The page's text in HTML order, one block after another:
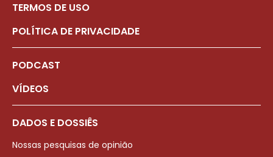
TERMOS DE USO
POLÍTICA DE PRIVACIDADE
PODCAST
VÍDEOS
DADOS E DOSSIÊS
Nossas pesquisas de opinião